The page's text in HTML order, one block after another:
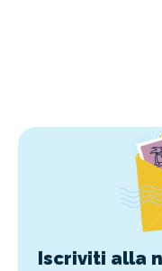
Iscriviti alla